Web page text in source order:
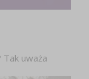
uważa